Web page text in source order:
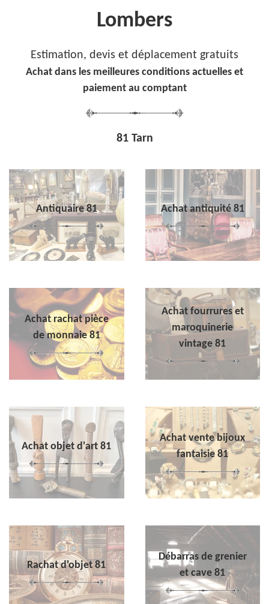
Lombers
Estimation, devis et déplacement gratuits
Achat dans les meilleures conditions actuelles et
paiement au comptant
81 Tarn
Antiquaire 81 Achat antiquité 81
Achat rachat pièce
de monnaie 81
Achat fourrures et
maroquinerie
vintage 81
Achat objet d'art 81
Achat vente bijoux
fantaisie 81
Rachat d'objet 81
Débarras de grenier
et cave 81